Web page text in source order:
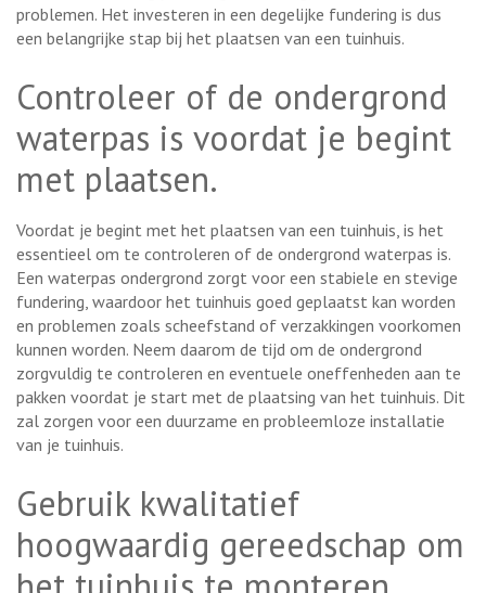
problemen. Het investeren in een degelijke fundering is dus
een belangrijke stap bij het plaatsen van een tuinhuis.
Controleer of de ondergrond
waterpas is voordat je begint
met plaatsen.
Voordat je begint met het plaatsen van een tuinhuis, is het
essentieel om te controleren of de ondergrond waterpas is.
Een waterpas ondergrond zorgt voor een stabiele en stevige
fundering, waardoor het tuinhuis goed geplaatst kan worden
en problemen zoals scheefstand of verzakkingen voorkomen
kunnen worden. Neem daarom de tijd om de ondergrond
zorgvuldig te controleren en eventuele oneffenheden aan te
pakken voordat je start met de plaatsing van het tuinhuis. Dit
zal zorgen voor een duurzame en probleemloze installatie
van je tuinhuis.
Gebruik kwalitatief
hoogwaardig gereedschap om